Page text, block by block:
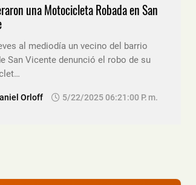
una Motocicleta Robada en San
al mediodía un vecino del barrio
San Vicente denunció el robo de su
Orloff 5/22/2025 06:21:00 P. M.